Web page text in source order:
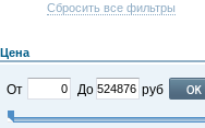
Сбросить все фильтры
Цена
От До руб